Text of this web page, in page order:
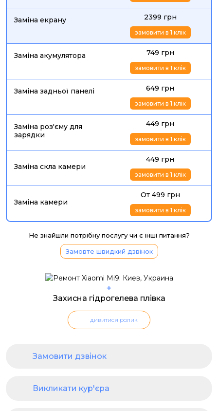
Заміна екрану 2399 грн
замовити в 1 клік
Заміна акумулятора 749 грн
замовити в 1 клік
Заміна задньої панелі 649 грн
замовити в 1 клік
Заміна роз'єму для
зарядки
449 грн
замовити в 1 клік
Заміна скла камери
449 грн
замовити в 1 клік
Заміна камери
От 499 грн
замовити в 1 клік
Не знайшли потрібну послугу чи є інші питання?
Замовте швидкий дзвінок
+
Захисна гідрогелева плівка
дивитися ролик
Замовити дзвінок
Викликати кур'єра